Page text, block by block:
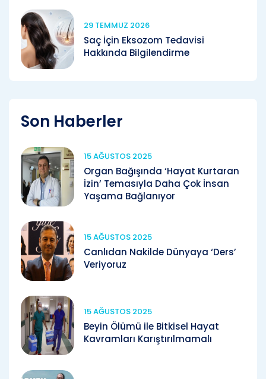
29 TEMMUZ 2026
Saç İçin Eksozom Tedavisi
Hakkında Bilgilendirme
Son Haberler
15 AĞUSTOS 2025
Organ Bağışında ‘Hayat Kurtaran
İzin’ Temasıyla Daha Çok İnsan
Yaşama Bağlanıyor
15 AĞUSTOS 2025
Canlıdan Nakilde Dünyaya ‘Ders’
Veriyoruz
15 AĞUSTOS 2025
Beyin Ölümü ile Bitkisel Hayat
Kavramları Karıştırılmamalı